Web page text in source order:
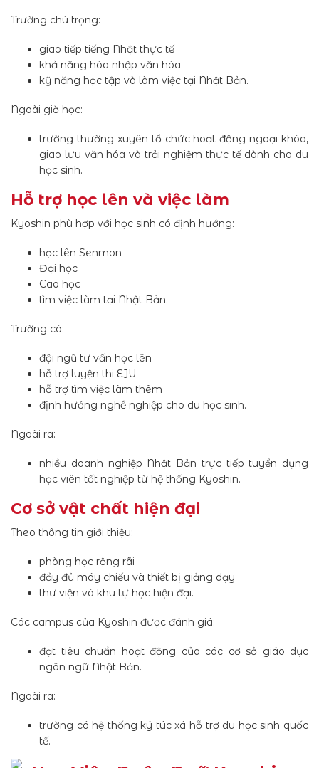
Trường chú trọng:
giao tiếp tiếng Nhật thực tế
khả năng hòa nhập văn hóa
kỹ năng học tập và làm việc tại Nhật Bản.
Ngoài giờ học:
trường thường xuyên tổ chức hoạt động ngoại khóa,
giao lưu văn hóa và trải nghiệm thực tế dành cho du
học sinh.
Hỗ trợ học lên và việc làm
Kyoshin phù hợp với học sinh có định hướng:
học lên Senmon
Đại học
Cao học
tìm việc làm tại Nhật Bản.
Trường có:
đội ngũ tư vấn học lên
hỗ trợ luyện thi EJU
hỗ trợ tìm việc làm thêm
định hướng nghề nghiệp cho du học sinh.
Ngoài ra:
nhiều doanh nghiệp Nhật Bản trực tiếp tuyển dụng
học viên tốt nghiệp từ hệ thống Kyoshin.
Cơ sở vật chất hiện đại
Theo thông tin giới thiệu:
phòng học rộng rãi
đầy đủ máy chiếu và thiết bị giảng dạy
thư viện và khu tự học hiện đại.
Các campus của Kyoshin được đánh giá:
đạt tiêu chuẩn hoạt động của các cơ sở giáo dục
ngôn ngữ Nhật Bản.
Ngoài ra:
trường có hệ thống ký túc xá hỗ trợ du học sinh quốc
tế.